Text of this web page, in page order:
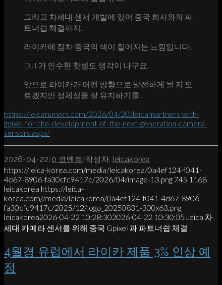
그리고 차세대 센서 개발에 있어 중국 회사와의 파
트너쉽 체결까지.
라이카에 점차 중국의 색이 짙어지는 느낌입니다.
DJI 가 인수한 핫셀도 생각이 나구요.
앞으로 라이카가 어떤 방향으로 발전하게 될 지 모
르겠지만 정체성을 잘 유지하기를..
https://leicarumors.com/2026/04/20/leica-partners-with-
gpixel-for-the-development-of-the-next-generation-camera-
sensors.aspx/
2026-04-22/0 코멘트 /작성자: leicakorea
https://leica-korea.com/media/leicakorea/0a4ef124-f041-
4d67-8906-fa30cfc9417c/2026/04/image-13.png 745 1168
leicakorea https://leica-
korea.com//media/leicakorea/0a4ef124-f041-4d67-8906-
fa30cfc9417c/2025/12/logo_20250831-300x63.png
leicakorea2026-04-22 10:28:302026-04-22 10:30:05Leica 차
세대 카메라 센서를 위해 중국 Gpixel 과 파트너쉽 체결
4월경 유럽에서 라이카 제품 3% 인상 예
정